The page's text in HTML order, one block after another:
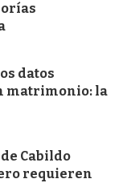
datos
matrimonio: la
Cabildo
requieren